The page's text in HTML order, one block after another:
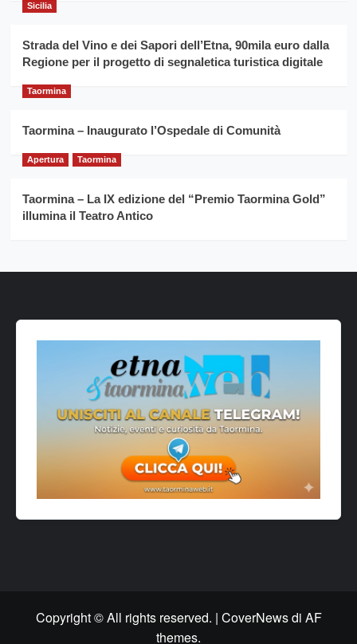
Sicilia
Strada del Vino e dei Sapori dell’Etna, 90mila euro dalla
Regione per il progetto di segnaletica turistica digitale
Taormina
Taormina – Inaugurato l’Ospedale di Comunità
Apertura Taormina
Taormina – La IX edizione del “Premio Taormina Gold”
illumina il Teatro Antico
Copyright © All rights reserved. | CoverNewsdi AF
themes.